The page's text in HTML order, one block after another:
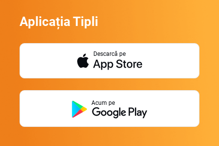
Aplicația Tipli
Descarcă pe
Acum pe